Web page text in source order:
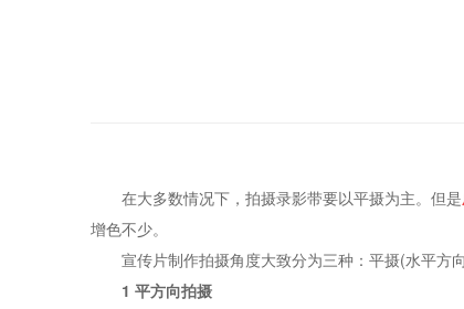
在大多数情况下，拍摄录影带要以平摄为主。但是
增色不少。
宣传片制作拍摄角度大致分为三种：平摄(水平方
1 平方向拍摄